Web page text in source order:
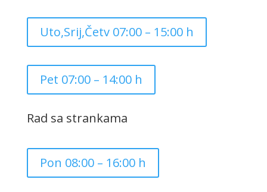
Uto,Srij,Četv 07:00 – 15:00 h
Pet 07:00 – 14:00 h
Rad sa strankama
Pon 08:00 – 16:00 h